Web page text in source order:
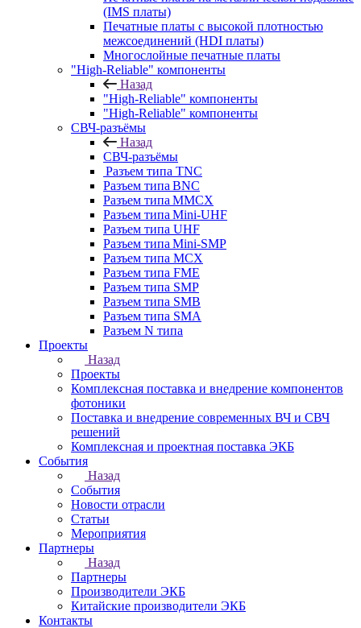
(IMS платы)
Печатные платы с высокой плотностью
межсоединений (HDI платы)
Многослойные печатные платы
"High-Reliable" компоненты
Назад
"High-Reliable" компоненты
"High-Reliable" компоненты
СВЧ-разъёмы
Назад
СВЧ-разъёмы
Разъем типа TNC
Разъем типа BNC
Разъем типа MMCX
Разъем типа Mini-UHF
Разъем типа UHF
Разъем типа Mini-SMP
Разъем типа MCX
Разъем типа FME
Разъем типа SMP
Разъем типа SMB
Разъем типа SMA
Разъем N типа
Проекты
Назад
Проекты
Комплексная поставка и внедрение компонентов
фотоники
Поставка и внедрение современных ВЧ и СВЧ
решений
Комплексная и проектная поставка ЭКБ
События
Назад
События
Новости отрасли
Статьи
Мероприятия
Партнеры
Назад
Партнеры
Производители ЭКБ
Китайские производители ЭКБ
Контакты